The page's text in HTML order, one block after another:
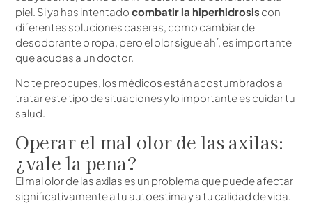
piel. Si ya has intentado combatir la hiperhidrosis con
diferentes soluciones caseras, como cambiar de
desodorante o ropa, pero el olor sigue ahí, es importante
que acudas a un doctor.
No te preocupes, los médicos están acostumbrados a
tratar este tipo de situaciones y lo importante es cuidar tu
salud.
Operar el mal olor de las axilas:
¿vale la pena?
El mal olor de las axilas es un problema que puede afectar
significativamente a tu autoestima y a tu calidad de vida.